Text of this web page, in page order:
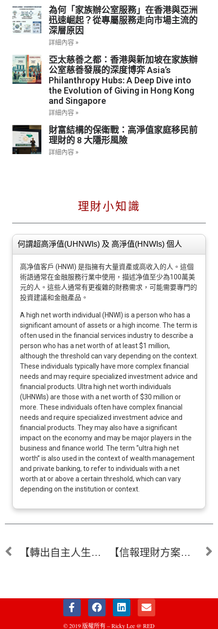
為何「家族辦公室服務」在香港與亞洲
迅速崛起？從專屬服務走向市場主流的
深層原因
詳細內容 »
亞太慈善之都：香港與新加坡在家族辦
公室慈善發展的深度博弈 Asia’s
Philanthropy Hubs: A Deep Dive into
the Evolution of Giving in Hong Kong
and Singapore
詳細內容 »
財富結構的保衛戰：高淨值家庭移民前
理財的 8 大隱形風險
詳細內容 »
理財小知識
何謂超高淨值(UHNWIs) 及 高淨值(HNWIs) 個人
高净值客戶 (HNWI) 是指擁有大量資產或高收入的人。這個
術語通常在金融服務行業中使用，描述净值至少為100萬美
元的人。這些人通常有更複雜的財務需求，可能需要專門的
投資建議和金融產品。
A high net worth individual (HNWI) is a person who has a
significant amount of assets or a high income. The term is
often used in the financial services industry to describe a
person who has a net worth of at least $1 million,
although the threshold can vary depending on the context.
These individuals typically have more complex financial
needs and may require specialized investment advice and
financial products. Ultra high net worth individuals
(UHNWIs) are those with a net worth of $30 million or
more. These individuals often have complex financial
needs and require specialized investment advice and
financial products. They may also have a significant
impact on the economy and may be major players in the
business and finance world. The term “ultra high net
worth” is also used in the context of wealth management
and private banking, to refer to individuals with a net
worth at or above a certain threshold, which can vary
depending on the institution or context.
【轉出自主人生系列】事業與夢想與其2選1, 何不1+1? – RUBY WONG 【信報理財方案】李立基: 「移民」利用離岸保單延稅省稅
© 2019 版權所有 – Ricky Lee @ RED